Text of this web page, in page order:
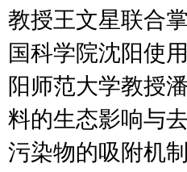
教授王文星联合
国科学院沈阳使
阳师范大学教授
料的生态影响与
污染物的吸附机